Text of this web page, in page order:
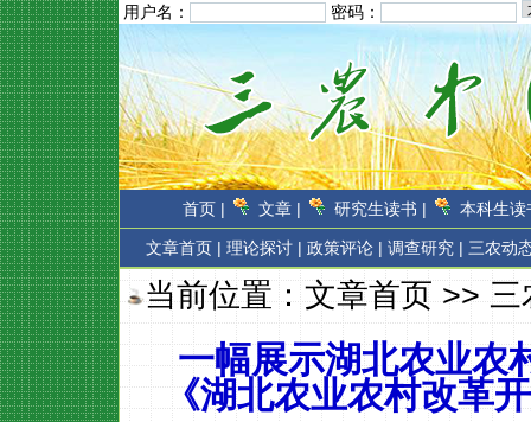
用户名： 密码：
首页 | 文章 | 研究生读书 | 本科生读
文章首页 | 理论探讨 | 政策评论 | 调查研究 | 三农动
当前位置：文章首页>>三
一幅展示湖北农业
《湖北农业农村改革